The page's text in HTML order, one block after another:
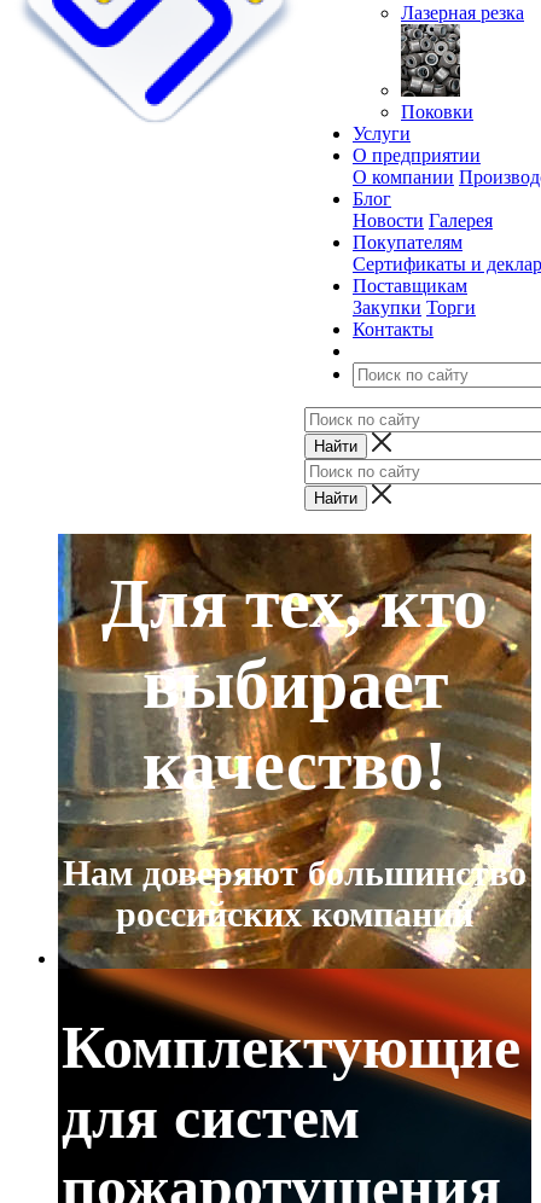
Лазерная резка
Поковки
Услуги
О предприятии
О компании
Блог
Новости Галерея
Покупателям
Сертификаты и
Поставщикам
Закупки Торги
Контакты
Для тех, кто
выбирает
качество!
Нам доверяют большинство
российских компаний
Комплектующие
для систем
пожаротушения